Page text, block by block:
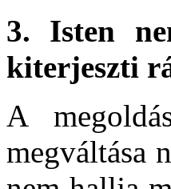
3. Isten
kiterjeszti
A
megváltása